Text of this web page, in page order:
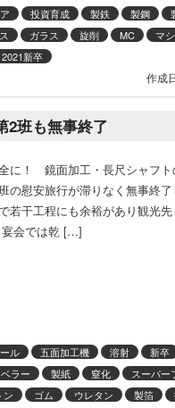
投資育成 製鉄 製鋼
ガラス 旋削 MC
マ
2021新卒
作成
班も無事終了
に！ 鏡面加工・長尺シャフ
の慰安旅行が滞りなく無事終
若干工程にも余裕があり観光
宴会では乾 […]
ル 五面加工機 溶射
新卒
ラー 製紙 窒化
スーパー
ン ゴム ウレタン 製箔